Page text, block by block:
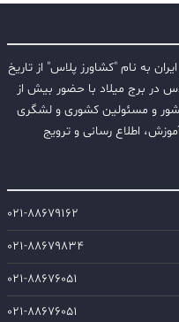
به نام "کشاورز پلاس" از تاریخ
با روز مهندس در برج میلاد با حضور بیش از
کشور و مسئولین کشوری و لشگری
اطلاع رسانی و ترویج
۰۲۱-۸۸۶۷۹۱۶۲
۰۲۱-۸۸۶۷۹۸۳۴
۰۲۱-۸۸۶۷۶۰۵۱
۰۲۱-۸۸۶۷۶۰۵۱